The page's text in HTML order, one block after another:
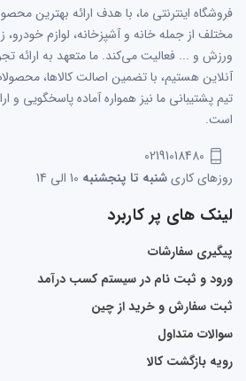
فروشگاه اینترنتی ما، با هدف ارائه بهترین
مختلف از جمله خانه و آشپزخانه، لوازم خودرو،
ورزش و ... فعالیت می‌کند. ما متعهد به ارائه
آنلاین هستیم، با تضمین اصالت کالاها،
تیم پشتیبانی ما نیز همواره آماده پاسخگویی و
است.
02191018480
روزهای کاریشنبه تا پنجشنبه
لینک های پر کاربرد
پیگیری سفارشات
ورود و ثبت نام در سیستم کسب درآمد
ثبت سفارش و خرید از چین
سوالات متداول
رویه بازگشت کالا